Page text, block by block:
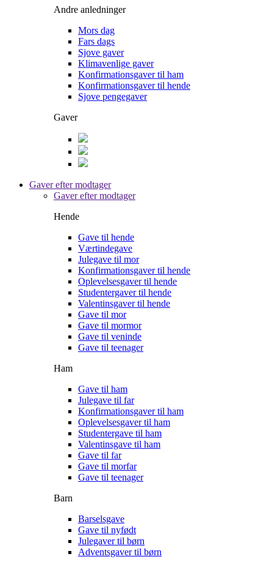
Andre anledninger
Mors dag
Fars dags
Sjove gaver
Klimavenlige gaver
Konfirmationsgaver til ham
Konfirmationsgaver til hende
Sjove pengegaver
Gaver
Gaver efter modtager
Gaver efter modtager
Hende
Gave til hende
Værtindegave
Julegave til mor
Konfirmationsgaver til hende
Oplevelsesgaver til hende
Studentergaver til hende
Valentinsgaver til hende
Gave til mor
Gave til mormor
Gave til veninde
Gave til teenager
Ham
Gave til ham
Julegave til far
Konfirmationsgaver til ham
Oplevelsesgaver til ham
Studentergave til ham
Valentinsgave til ham
Gave til far
Gave til morfar
Gave til teenager
Barn
Barselsgave
Gave til nyfødt
Julegaver til børn
Adventsgaver til børn